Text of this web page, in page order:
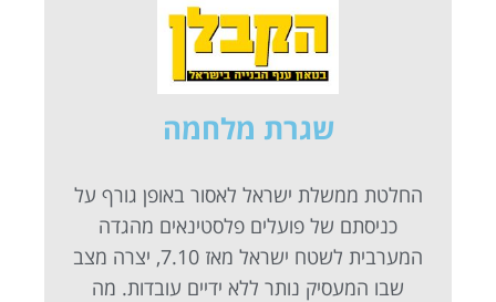
שגרת מלחמה
החלטת ממשלת ישראל לאסור באופן גורף על
כניסתם של פועלים פלסטינאים מהגדה
המערבית לשטח ישראל מאז 7.10, יצרה מצב
שבו המעסיק נותר ללא ידיים עובדות. מה